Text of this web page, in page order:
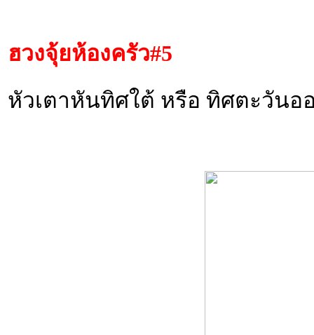
ฮวงจุ้ยห้องครัว#5
หัวเตาหันทิศใต้ หรือ ทิศตะวันอ